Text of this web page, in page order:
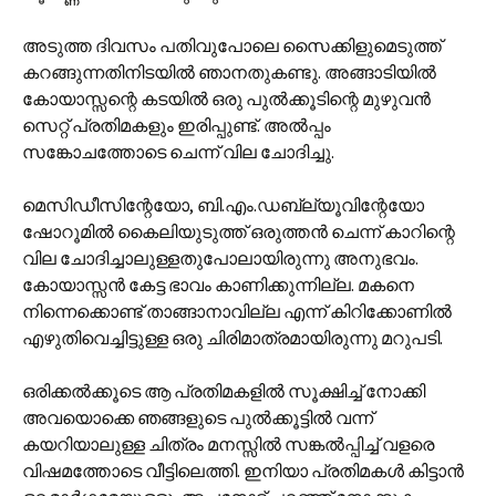
അടുത്ത ദിവസം പതിവുപോലെ സൈക്കിളുമെടുത്ത്
കറങ്ങുന്നതിനിടയിൽ ഞാനതുകണ്ടു. അങ്ങാടിയിൽ
കോയാസ്സന്റെ കടയിൽ ഒരു പുൽക്കൂടിന്റെ മുഴുവൻ
സെറ്റ് പ്രതിമകളും ഇരിപ്പുണ്ട്. അല്‍പ്പം
സങ്കോചത്തോടെ ചെന്ന് വില ചോദിച്ചു.
മെസിഡീസിന്റേയോ, ബി.എം.ഡ‌ബ്ല്യൂവിന്റേയോ
ഷോ‍റൂമിൽ കൈലിയുടുത്ത് ഒരുത്തൻ ചെന്ന് കാറിന്റെ
വില ചോദിച്ചാലുള്ളതുപോലായിരുന്നു അനുഭവം.
കോയാസ്സൻ കേട്ട ഭാവം കാണിക്കുന്നില്ല. മകനെ
നിന്നെക്കൊണ്ട് താങ്ങാനാവില്ല എന്ന് കിറിക്കോണിൽ
എഴുതിവെച്ചിട്ടുള്ള ഒരു ചിരിമാത്രമായിരുന്നു മറുപടി.
ഒരിക്കൽക്കൂടെ ആ പ്രതിമകളിൽ സൂക്ഷിച്ച് നോക്കി
അവയൊക്കെ ഞങ്ങളുടെ പുൽക്കൂട്ടിൽ വന്ന്
കയറിയാലുള്ള ചിത്രം മനസ്സിൽ സങ്കൽപ്പിച്ച് വളരെ
വിഷമത്തോടെ വീട്ടിലെത്തി. ഇനിയാ പ്രതിമകൾ കിട്ടാൻ